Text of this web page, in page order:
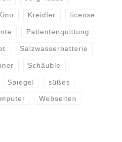
Kreidler license
Patientenquittung
Salzwasserbatterie
Schäuble
Spiegel süßes
Webseiten